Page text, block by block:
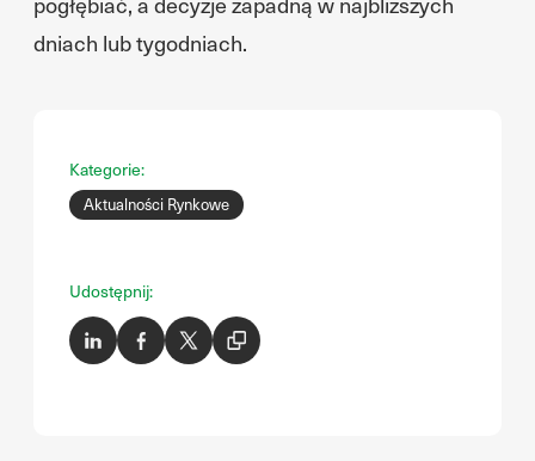
dniach lub tygodniach.
Kategorie:
Aktualności Rynkowe
Udostępnij: